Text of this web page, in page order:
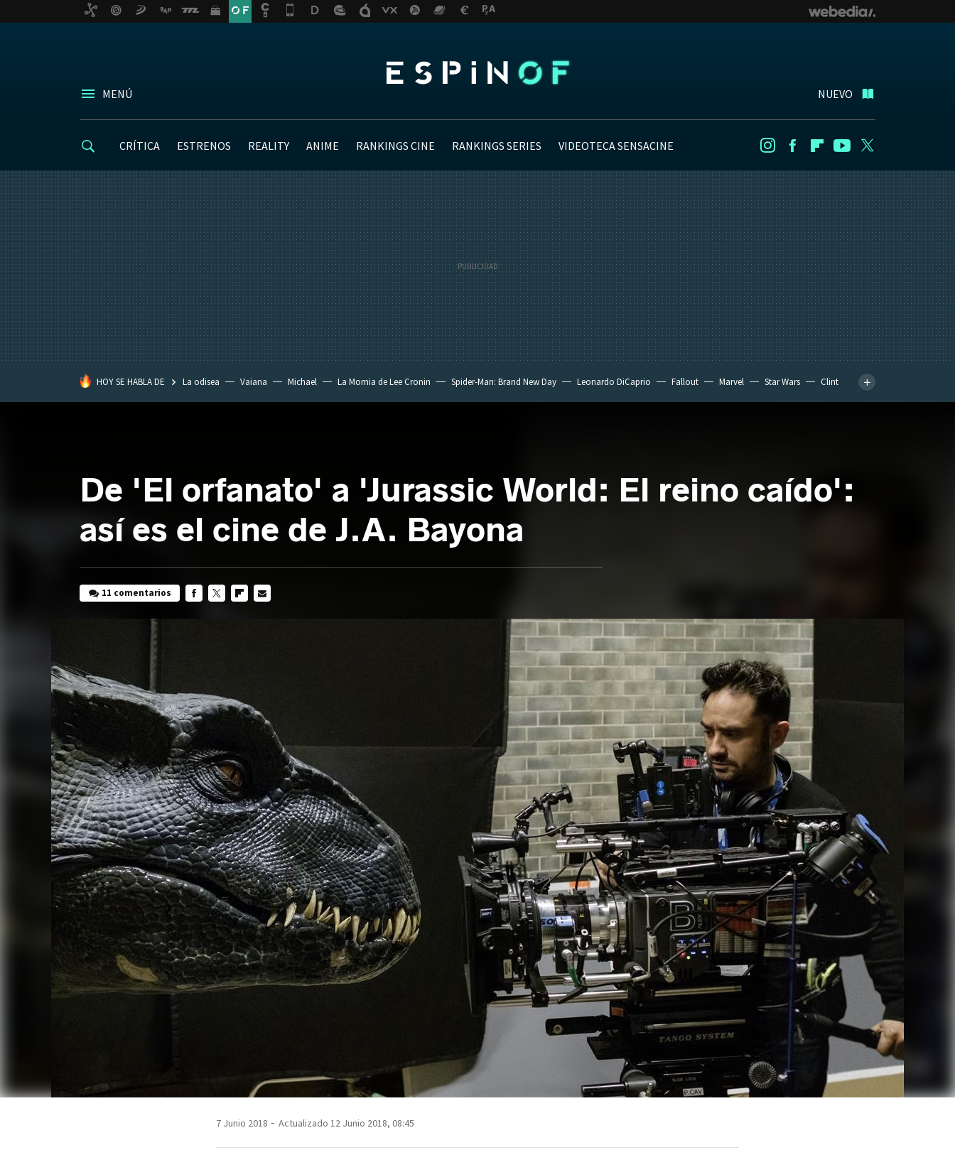
MENÚ NUEVO
CRÍTICA ESTRENOS REALITY ANIME RANKINGS CINE RANKINGS SERIES VIDEOTECA SENSACINE InstagramFacebookFlipboard
Youtube
HOY SE HABLA DE La odisea Vaiana Michael La Momia de Lee Cronin Spider-Man: Brand New Day Leonardo DiCaprio Fallout Marvel Star Wars
Clint
De 'El orfanato' a 'Jurassic World: El reino caído':
así es el cine de J.A. Bayona
11 comentarios
7 Junio 2018 Actualizado 12 Junio 2018, 08:45